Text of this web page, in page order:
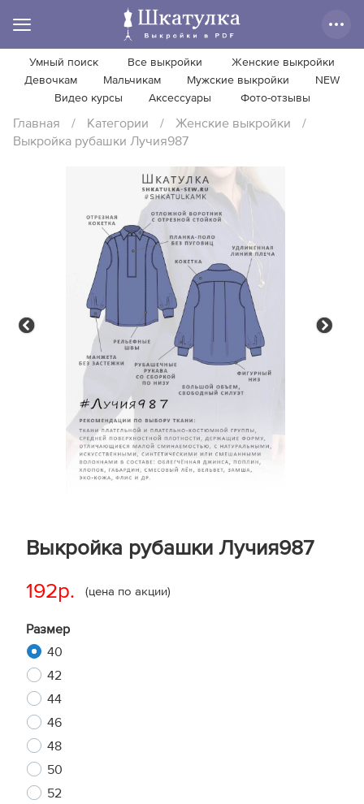
Умный поиск Все выкройки
Женские выкройки
Девочкам
Мальчикам Мужские выкройки
NEW
Видео курсы
Аксессуары Фото-отзывы
Главная / Категории / Женские выкройки
/
Выкройка рубашки Лучия987
Выкройка рубашки Лучия987
192р. (цена по акции)
Размер
40
42
44
46
48
50
52